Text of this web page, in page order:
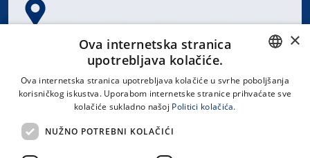
Spinčićeva 1, 21000 Split
CROATIAN
×
Ova internetska stranica
upotrebljava kolačiće.
Ova internetska stranica upotrebljava kolačiće u svrhe poboljšanja
korisničkog iskustva. Uporabom internetske stranice prihvaćate sve
kolačiće sukladno našoj Politici kolačića.
NUŽNO POTREBNI KOLAČIĆI